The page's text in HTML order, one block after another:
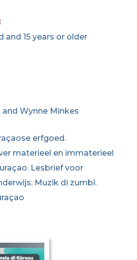
and 15 years or older
and Wynne Minkes
erfgoed.
materieel en immaterieel
Lesbrief voor
Muzik di zumbi.